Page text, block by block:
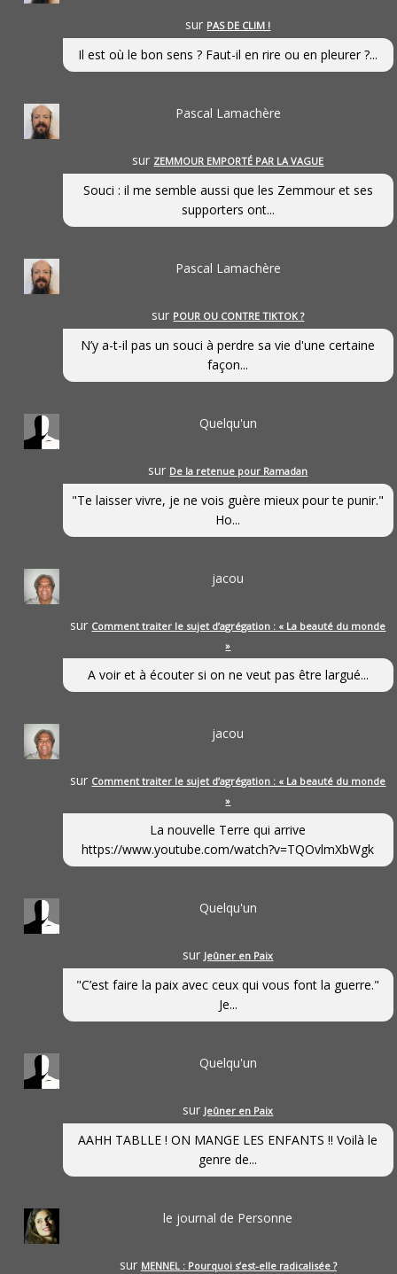
sur PAS DE CLIM !
Il est où le bon sens ? Faut-il en rire ou en pleurer ?...
Pascal Lamachère
sur ZEMMOUR EMPORTÉ PAR LA VAGUE
Souci : il me semble aussi que les Zemmour et ses
supporters ont...
Pascal Lamachère
sur POUR OU CONTRE TIKTOK ?
N’y a-t-il pas un souci à perdre sa vie d'une certaine
façon...
Quelqu'un
sur De la retenue pour Ramadan
"Te laisser vivre, je ne vois guère mieux pour te punir."
Ho...
jacou
sur Comment traiter le sujet d’agrégation : « La beauté du monde
»
A voir et à écouter si on ne veut pas être largué...
jacou
sur Comment traiter le sujet d’agrégation : « La beauté du monde
»
La nouvelle Terre qui arrive
https://www.youtube.com/watch?v=TQOvlmXbWgk
Quelqu'un
sur Jeûner en Paix
"C’est faire la paix avec ceux qui vous font la guerre."
Je...
Quelqu'un
sur Jeûner en Paix
AAHH TABLLE ! ON MANGE LES ENFANTS !! Voilà le
genre de...
le journal de Personne
sur MENNEL : Pourquoi s’est-elle radicalisée ?